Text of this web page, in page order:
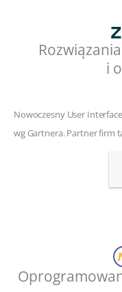
i
Nowoczesny User
wg Gartnera. Partner firm